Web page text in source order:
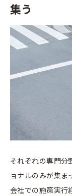
集う
それぞれの専門分
ョナルのみが集ま
会社での施策実行